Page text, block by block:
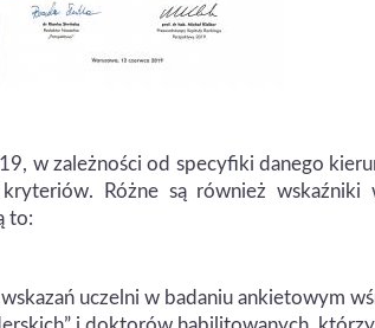
w zależności od specyfiki danego
Różne są również wskaźniki
to:
uczelni w badaniu ankietowym